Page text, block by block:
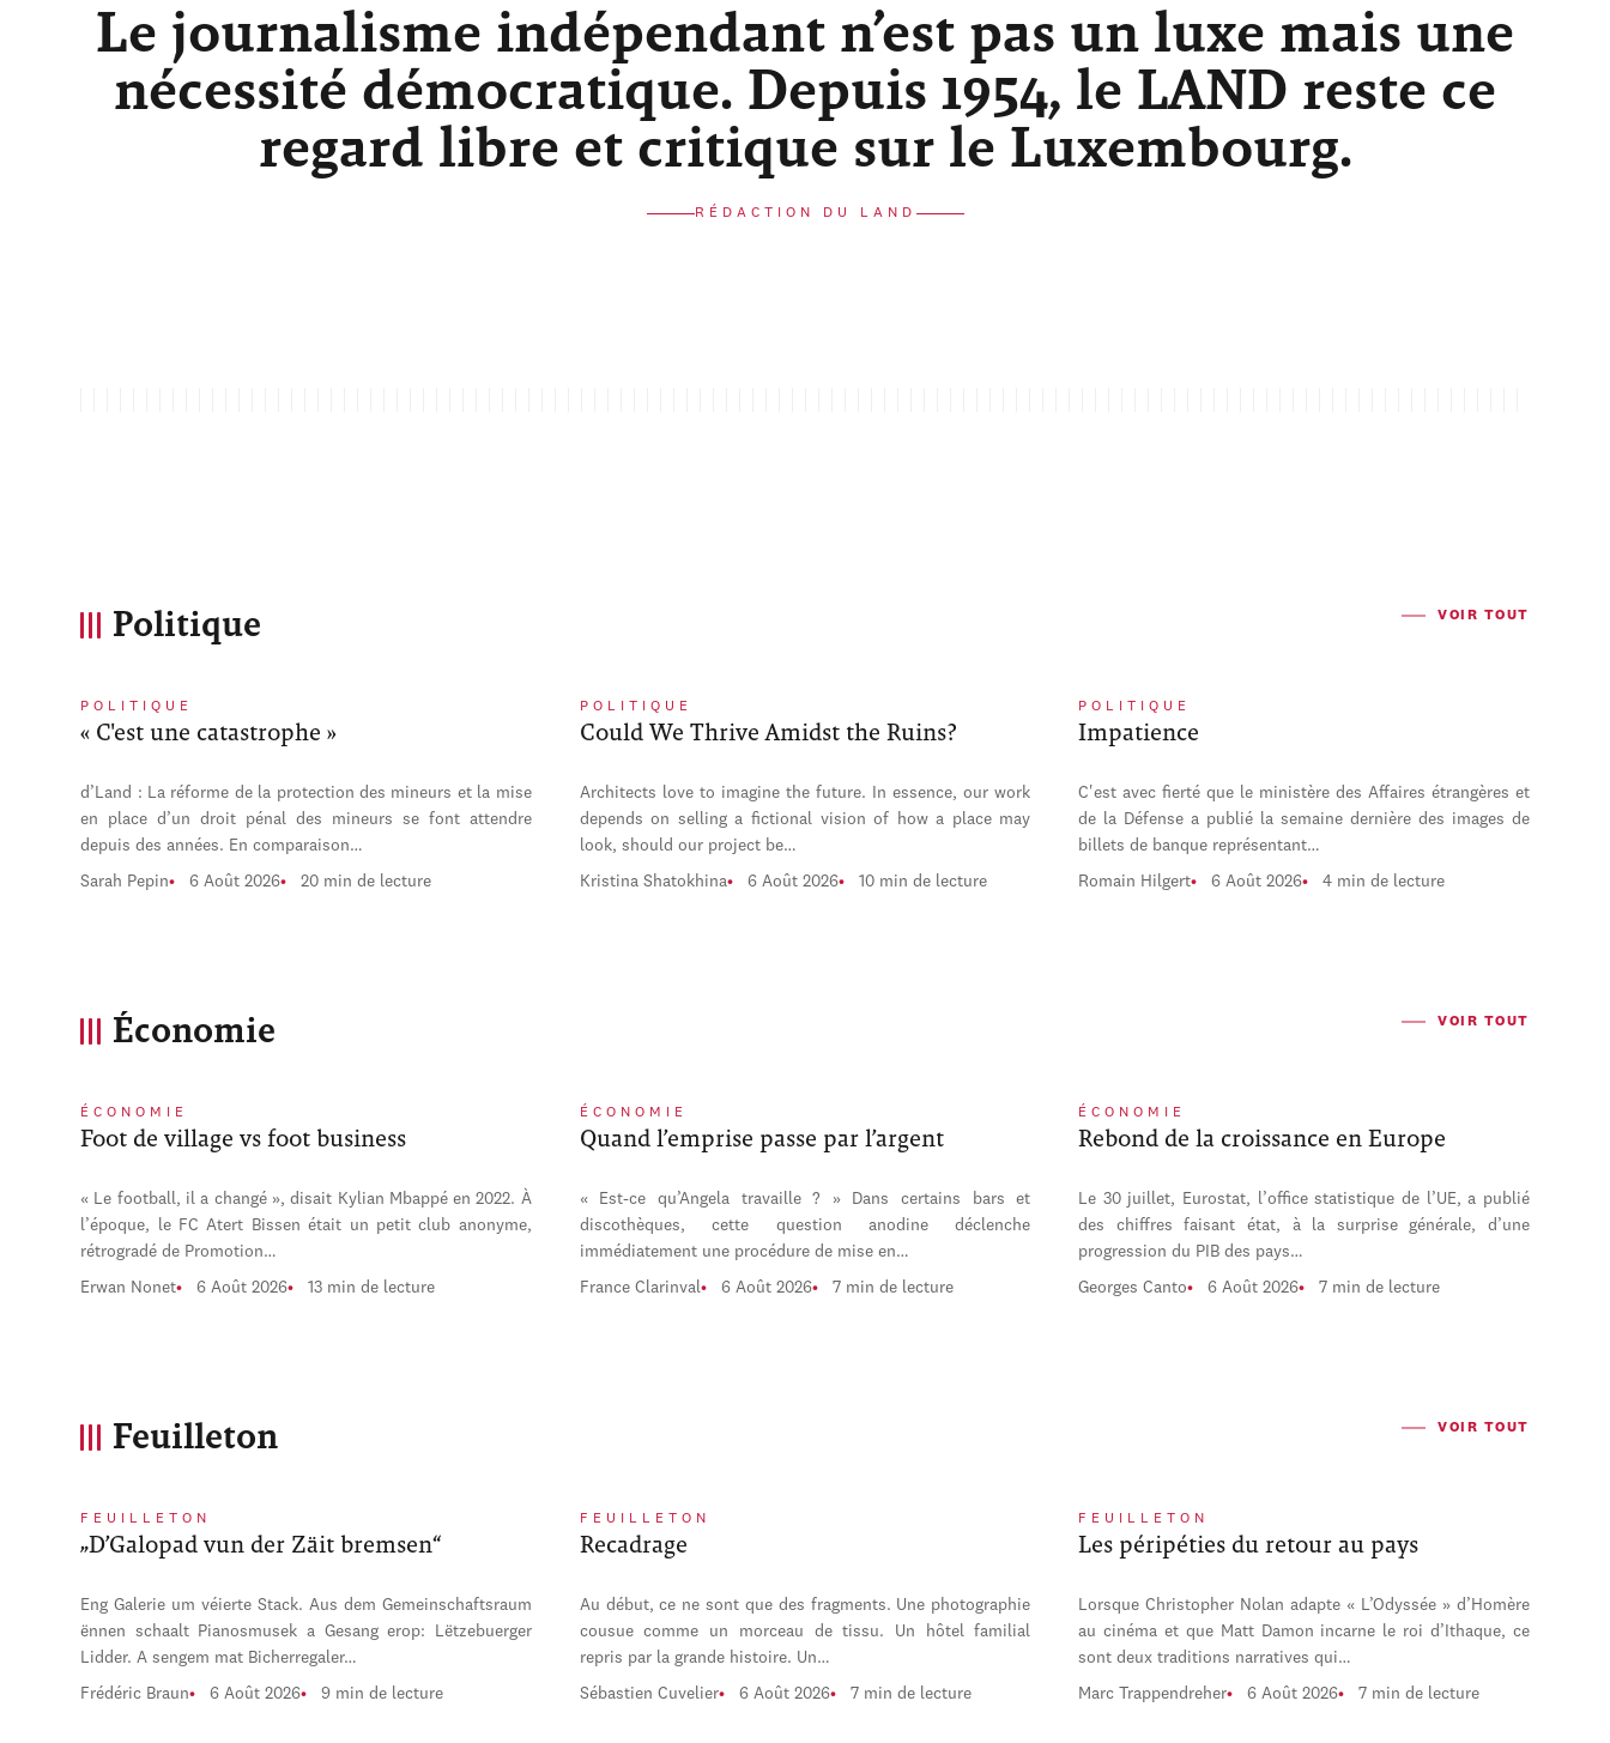
Le journalisme indépendant n’est pas un luxe mais une
nécessité démocratique. Depuis 1954, le LAND reste ce
regard libre et critique sur le Luxembourg.
RÉDACTION DU LAND
Politique VOIR TOUT
POLITIQUE
« C'est une catastrophe »
d’Land : La réforme de la protection des mineurs et la mise
en place d’un droit pénal des mineurs se font attendre
depuis des années. En comparaison…
Sarah Pepin 6 Août 2026 20 min de lecture
POLITIQUE
Could We Thrive Amidst the Ruins?
Architects love to imagine the future. In essence, our work
depends on selling a fictional vision of how a place may
look, should our project be…
Kristina Shatokhina 6 Août 2026 10 min de lecture
POLITIQUE
Impatience
C'est avec fierté que le ministère des Affaires étrangères et
de la Défense a publié la semaine dernière des images de
billets de banque représentant…
Romain Hilgert 6 Août 2026 4 min de lecture
Économie VOIR TOUT
ÉCONOMIE
Foot de village vs foot business
« Le football, il a changé », disait Kylian Mbappé en 2022. À
l’époque, le FC Atert Bissen était un petit club anonyme,
rétrogradé de Promotion…
Erwan Nonet 6 Août 2026 13 min de lecture
ÉCONOMIE
Quand l’emprise passe par l’argent
« Est-ce qu’Angela travaille ? » Dans certains bars et
discothèques, cette question anodine déclenche
immédiatement une procédure de mise en…
France Clarinval 6 Août 2026 7 min de lecture
ÉCONOMIE
Rebond de la croissance en Europe
Le 30 juillet, Eurostat, l’office statistique de l’UE, a publié
des chiffres faisant état, à la surprise générale, d’une
progression du PIB des pays…
Georges Canto 6 Août 2026 7 min de lecture
Feuilleton VOIR TOUT
FEUILLETON
„D’Galopad vun der Zäit bremsen“
Eng Galerie um véierte Stack. Aus dem Gemeinschaftsraum
ënnen schaalt Pianosmusek a Gesang erop: Lëtzebuerger
Lidder. A sengem mat Bicherregaler…
Frédéric Braun 6 Août 2026 9 min de lecture
FEUILLETON
Recadrage
Au début, ce ne sont que des fragments. Une photographie
cousue comme un morceau de tissu. Un hôtel familial
repris par la grande histoire. Un…
Sébastien Cuvelier 6 Août 2026 7 min de lecture
FEUILLETON
Les péripéties du retour au pays
Lorsque Christopher Nolan adapte « L’Odyssée » d’Homère
au cinéma et que Matt Damon incarne le roi d’Ithaque, ce
sont deux traditions narratives qui…
Marc Trappendreher 6 Août 2026 7 min de lecture